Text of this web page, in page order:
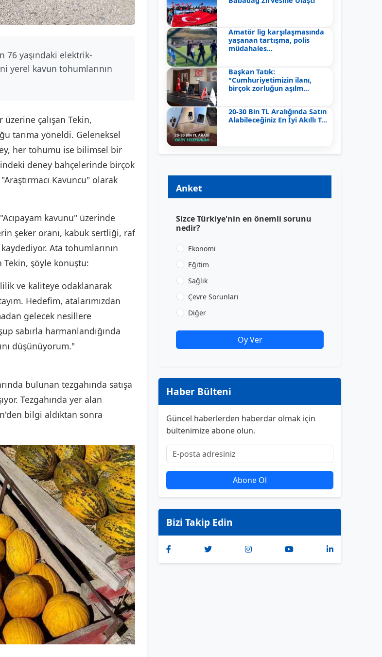
76 yaşındaki elektrik-
yerel kavun tohumlarının
çalışan Tekin,
tarıma yöneldi. Geleneksel
her tohumu ise bilimsel bir
deney bahçelerinde birçok
Kavuncu" olarak
kavunu" üzerinde
şeker oranı, kabuk sertliği, raf
Ata tohumlarının
şöyle konuştu:
ve kaliteye odaklanarak
Hedefim, atalarımızdan
gelecek nesillere
sabırla harmanlandığında
düşünüyorum."
bulunan tezgahında satışa
Tezgahında yer alan
bilgi aldıktan sonra
Amatör lig karşılaşmasında
yaşanan tartışma, polis
müdahales...
Başkan Tatık:
"Cumhuriyetimizin ilanı,
birçok zorluğun aşılm...
20-30 Bin TL Aralığında Satın
Alabileceğiniz En İyi Akıllı T...
Anket
Sizce Türkiye'nin en önemli sorunu
nedir?
Ekonomi
Eğitim
Sağlık
Çevre Sorunları
Diğer
Oy Ver
Haber Bülteni
Güncel haberlerden haberdar olmak için
bültenimize abone olun.
Abone Ol
Bizi Takip Edin